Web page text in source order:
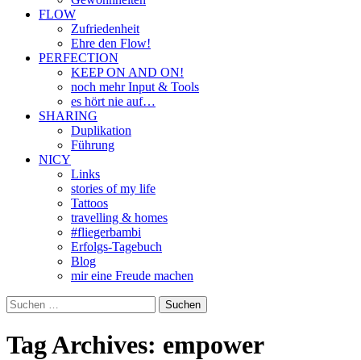
FLOW
Zufriedenheit
Ehre den Flow!
PERFECTION
KEEP ON AND ON!
noch mehr Input & Tools
es hört nie auf…
SHARING
Duplikation
Führung
NICY
Links
stories of my life
Tattoos
travelling & homes
#fliegerbambi
Erfolgs-Tagebuch
Blog
mir eine Freude machen
Suchen
nach:
Tag Archives: empower